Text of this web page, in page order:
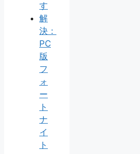
す
解
決：
PC
版
フ
ォ
ー
ト
ナ
イ
ト